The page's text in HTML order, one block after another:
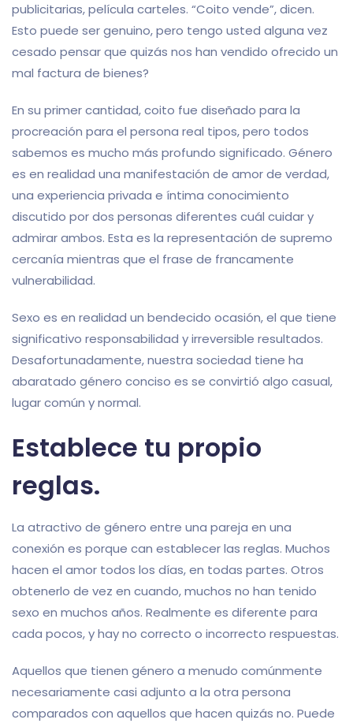
publicitarias, película carteles. “Coito vende”, dicen.
Esto puede ser genuino, pero tengo usted alguna vez
cesado pensar que quizás nos han vendido ofrecido un
mal factura de bienes?
En su primer cantidad, coito fue diseñado para la
procreación para el persona real tipos, pero todos
sabemos es mucho más profundo significado. Género
es en realidad una manifestación de amor de verdad,
una experiencia privada e íntima conocimiento
discutido por dos personas diferentes cuál cuidar y
admirar ambos. Esta es la representación de supremo
cercanía mientras que el frase de francamente
vulnerabilidad.
Sexo es en realidad un bendecido ocasión, el que tiene
significativo responsabilidad y irreversible resultados.
Desafortunadamente, nuestra sociedad tiene ha
abaratado género conciso es se convirtió algo casual,
lugar común y normal.
Establece tu propio
reglas.
La atractivo de género entre una pareja en una
conexión es porque can establecer las reglas. Muchos
hacen el amor todos los días, en todas partes. Otros
obtenerlo de vez en cuando, muchos no han tenido
sexo en muchos años. Realmente es diferente para
cada pocos, y hay no correcto o incorrecto respuestas.
Aquellos que tienen género a menudo comúnmente
necesariamente casi adjunto a la otra persona
comparados con aquellos que hacen quizás no. Puede